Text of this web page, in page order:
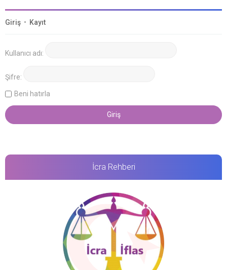
Giriş • Kayıt
Kullanıcı adı:
Şifre:
Beni hatırla
İcra Rehberi